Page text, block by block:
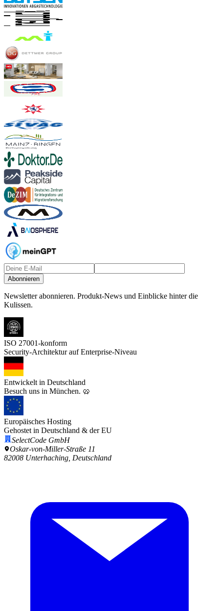
Abonnieren
Newsletter abonnieren. Produkt-News und Einblicke hinter die
Kulissen.
ISO 27001-konform
Security-Architektur auf Enterprise-Niveau
Entwickelt in Deutschland
Besuch uns in München. 🥨
Europäisches Hosting
Gehostet in Deutschland & der EU
SelectCode GmbH
Oskar-von-Miller-Straße 11
82008 Unterhaching, Deutschland